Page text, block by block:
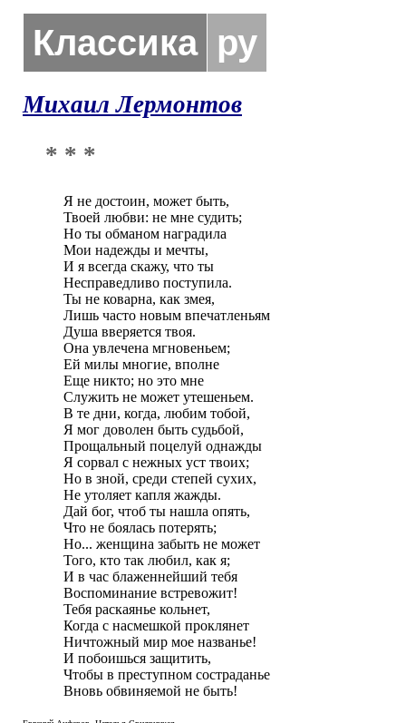
Классика ру
Михаил Лермонтов
* * *
Я не достоин, может быть,
Твоей любви: не мне судить;
Но ты обманом наградила
Мои надежды и мечты,
И я всегда скажу, что ты
Несправедливо поступила.
Ты не коварна, как змея,
Лишь часто новым впечатленьям
Душа вверяется твоя.
Она увлечена мгновеньем;
Ей милы многие, вполне
Еще никто; но это мне
Служить не может утешеньем.
В те дни, когда, любим тобой,
Я мог доволен быть судьбой,
Прощальный поцелуй однажды
Я сорвал с нежных уст твоих;
Но в зной, среди степей сухих,
Не утоляет капля жажды.
Дай бог, чтоб ты нашла опять,
Что не боялась потерять;
Но... женщина забыть не может
Того, кто так любил, как я;
И в час блаженнейший тебя
Воспоминание встревожит!
Тебя раскаянье кольнет,
Когда с насмешкой проклянет
Ничтожный мир мое названье!
И побоишься защитить,
Чтобы в преступном состраданье
Вновь обвиняемой не быть!